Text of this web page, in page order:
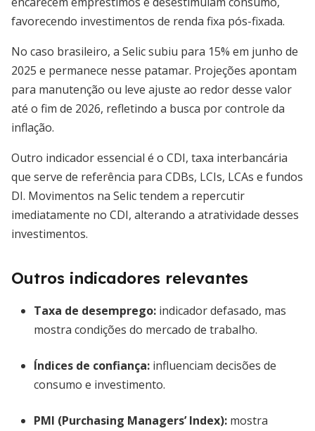
favorecendo investimentos de renda fixa pós-fixada.
No caso brasileiro, a Selic subiu para 15% em junho de
2025 e permanece nesse patamar. Projeções apontam
para manutenção ou leve ajuste ao redor desse valor
até o fim de 2026, refletindo a busca por controle da
inflação.
Outro indicador essencial é o CDI, taxa interbancária
que serve de referência para CDBs, LCIs, LCAs e fundos
DI. Movimentos na Selic tendem a repercutir
imediatamente no CDI, alterando a atratividade desses
investimentos.
Outros indicadores relevantes
Taxa de desemprego: indicador defasado, mas
mostra condições do mercado de trabalho.
Índices de confiança: influenciam decisões de
consumo e investimento.
PMI (Purchasing Managers’ Index): mostra